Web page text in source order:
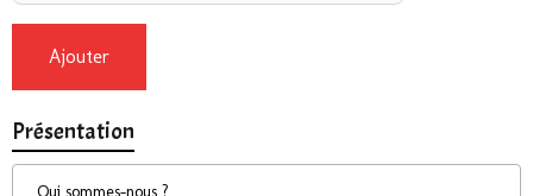
Ajouter
Présentation
Qui sommes-nous ?